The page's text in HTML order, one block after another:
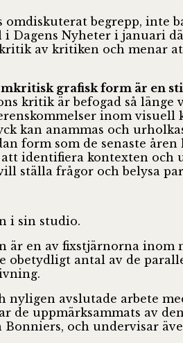
begrepp, inte
i Dagens Nyheter i januari
av kritiken och menar
grafisk form är en
kritik är befogad så
inom
kan anammas och
form som de senaste
identifiera kontexten
ställa frågor och belysa
i sin studio.
är en av fixstjärnorna inom
obetydligt antal av de
nyligen avslutade arbete
de uppmärksammats av
och undervisar